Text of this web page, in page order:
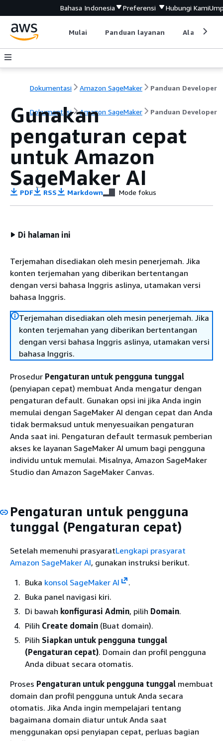
Bahasa Indonesia Preferensi Hubungi Kami
Mulai Panduan layanan Alat
Dokumentasi Amazon SageMaker Panduan Developer
Dokumentasi Amazon SageMaker Panduan Developer
Gunakan
pengaturan cepat
untuk Amazon
SageMaker AI
PDF RSS Markdown Mode fokus
Di halaman ini
Terjemahan disediakan oleh mesin penerjemah. Jika
konten terjemahan yang diberikan bertentangan
dengan versi bahasa Inggris aslinya, utamakan versi
bahasa Inggris.
Terjemahan disediakan oleh mesin penerjemah. Jika
konten terjemahan yang diberikan bertentangan
dengan versi bahasa Inggris aslinya, utamakan versi
bahasa Inggris.
Prosedur Pengaturan untuk pengguna tunggal
(penyiapan cepat) membuat Anda mengatur dengan
pengaturan default. Gunakan opsi ini jika Anda ingin
memulai dengan SageMaker AI dengan cepat dan Anda
tidak bermaksud untuk menyesuaikan pengaturan
Anda saat ini. Pengaturan default termasuk pemberian
akses ke layanan SageMaker AI umum bagi pengguna
individu untuk memulai. Misalnya, Amazon SageMaker
Studio dan Amazon SageMaker Canvas.
Pengaturan untuk pengguna
tunggal (Pengaturan cepat)
Setelah memenuhi prasyaratLengkapi prasyarat
Amazon SageMaker AI, gunakan instruksi berikut.
Buka konsol SageMaker AI
.
Buka panel navigasi kiri.
Di bawah konfigurasi Admin, pilih Domain.
Pilih Create domain (Buat domain).
Pilih Siapkan untuk pengguna tunggal
(Pengaturan cepat). Domain dan profil pengguna
Anda dibuat secara otomatis.
Proses Pengaturan untuk pengguna tunggal membuat
domain dan profil pengguna untuk Anda secara
otomatis. Jika Anda ingin mempelajari tentang
bagaimana domain diatur untuk Anda saat
menggunakan opsi penyiapan cepat, perluas bagian